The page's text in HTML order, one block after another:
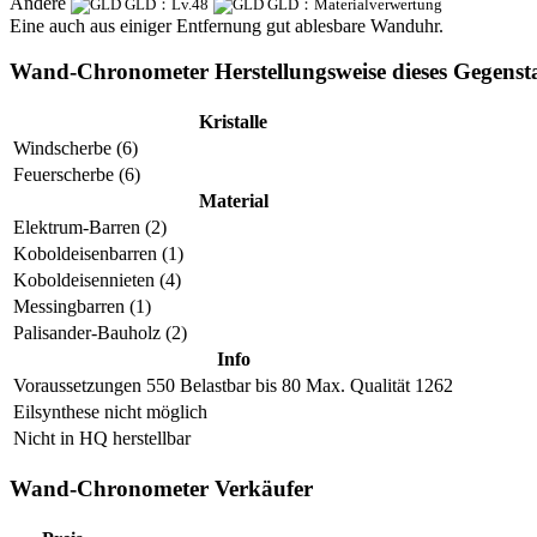
GLD：Lv.48 GLD：Materialverwertung
Eine auch aus einiger Entfernung gut ablesbare Wanduhr.
Wand-Chronometer Herstellungsweise dieses
Kristalle
Windscherbe (6)
Feuerscherbe (6)
Material
Elektrum-Barren (2)
Koboldeisenbarren (1)
Koboldeisennieten (4)
Messingbarren (1)
Palisander-Bauholz (2)
Info
Voraussetzungen 550 Belastbar bis 80 Max. Qualität 1262
Eilsynthese nicht möglich
Nicht in HQ herstellbar
Wand-Chronometer Verkäufer